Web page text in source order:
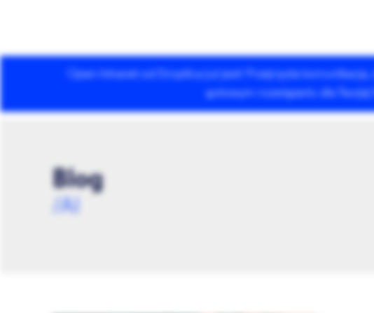
Open Intranet od Droptica już jest! Przejrzysta
gotowym rozwiązaniu dla Twojej
Usługi Drupala
Blog
/AI